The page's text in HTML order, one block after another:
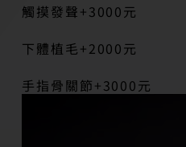
觸摸發聲+3000元
下體植毛+2000元
手指骨關節+3000元